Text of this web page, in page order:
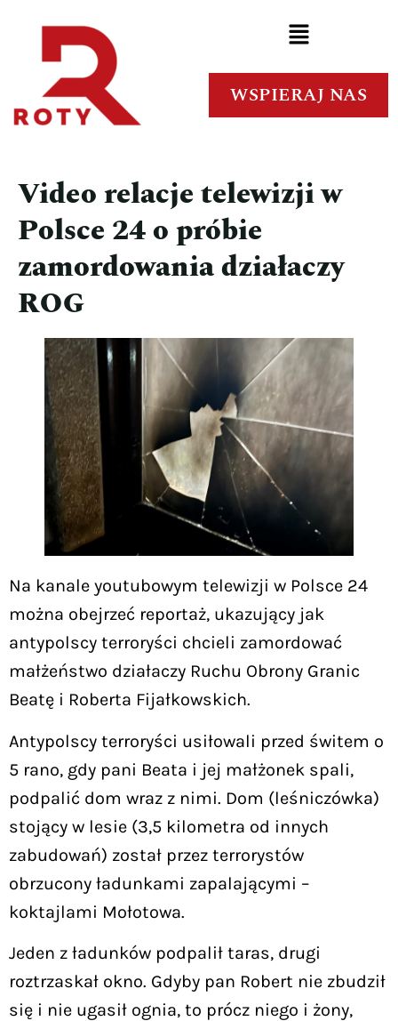
WSPIERAJ NAS
Video relacje telewizji w
Polsce 24 o próbie
zamordowania działaczy
ROG
Na kanale youtubowym telewizji w Polsce 24
można obejrzeć reportaż, ukazujący jak
antypolscy terroryści chcieli zamordować
małżeństwo działaczy Ruchu Obrony Granic
Beatę i Roberta Fijałkowskich.
Antypolscy terroryści usiłowali przed świtem o
5 rano, gdy pani Beata i jej małżonek spali,
podpalić dom wraz z nimi. Dom (leśniczówka)
stojący w lesie (3,5 kilometra od innych
zabudowań) został przez terrorystów
obrzucony ładunkami zapalającymi –
koktajlami Mołotowa.
Jeden z ładunków podpalił taras, drugi
roztrzaskał okno. Gdyby pan Robert nie zbudził
się i nie ugasił ognia, to prócz niego i żony,